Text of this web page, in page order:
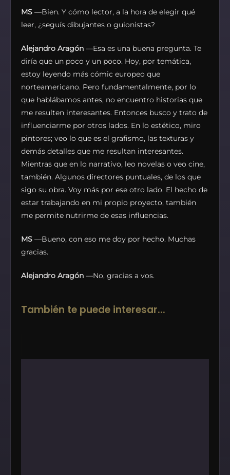
MS —Bien. Y cómo lector, a la hora de elegir qué
leer, ¿seguís dibujantes o guionistas?
Alejandro Aragón —Esa es una buena pregunta. Te
diría que un poco y un poco. Hoy, por temática,
estoy leyendo más cómic europeo que
norteamericano. Pero fundamentalmente, por lo
que hablábamos antes, no encuentro historias que
me resulten interesantes. Entonces busco y trato de
influenciarme por otros lados. En lo estético, miro
pintores; veo lo que es el grafismo, las texturas y
demás detalles que me resultan interesantes.
Mientras que en lo narrativo, leo novelas o veo cine,
también. Algunos directores puntuales, de los que
sigo su obra. Voy más por ese otro lado. El hecho de
estar trabajando en mi propio proyecto, también
me permite nutrirme de esas influencias.
MS —Bueno, con eso me doy por hecho. Muchas
gracias.
Alejandro Aragón —No, gracias a vos.